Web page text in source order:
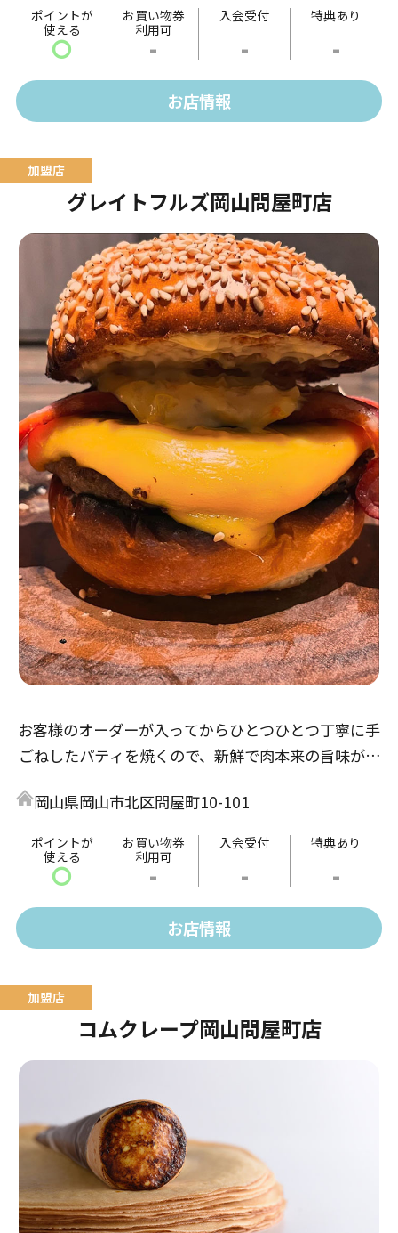
季節の野菜を豊富に使用しているので、毎日通っても
飽きにこないラインナップが目白押し。
紹興酒の種類は、多数ご用意しております。
ポイントが
使える
〇
お買い物券
利用可
-
入会受付
-
特典あり
-
お店情報
グレイトフルズ岡山問屋町店
お客様のオーダーが入ってからひとつひとつ丁寧に手
ごねしたパティを焼くので、新鮮で肉本来の旨味が楽
バーガーだけでなく、多彩なプレートメニューも人気
です！
テラス席では手ぶらでBBQもお楽しみいただけます。
テラスはワンちゃんもOK！
岡山県岡山市北区問屋町10-101
ポイントが
使える
〇
お買い物券
利用可
-
入会受付
-
特典あり
-
お店情報
コムクレープ岡山問屋町店